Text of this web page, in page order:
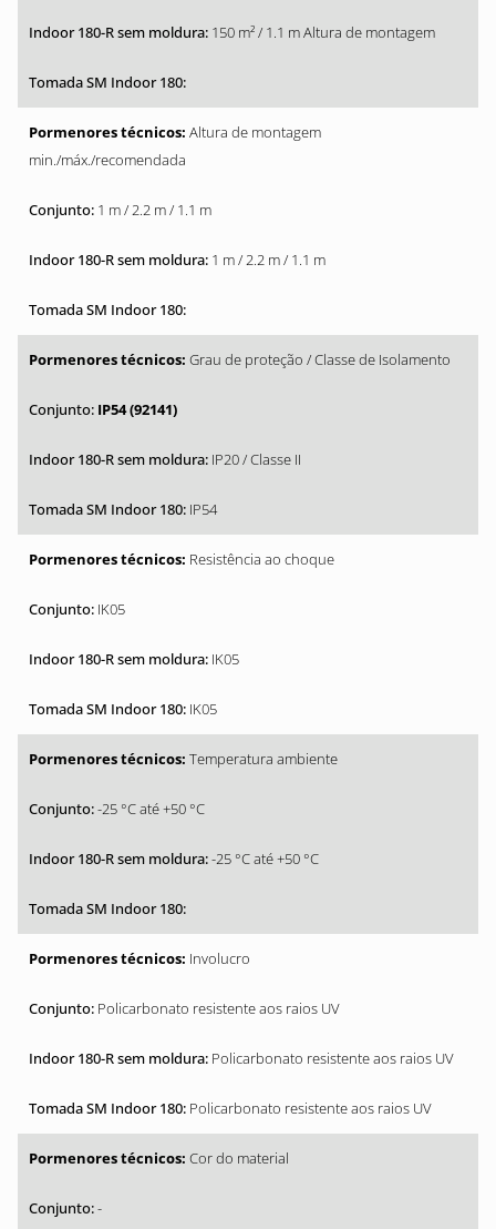
150 m² / 1.1 m Altura de montagem
Altura de montagem
min./máx./recomendada
1 m / 2.2 m / 1.1 m
1 m / 2.2 m / 1.1 m
Grau de proteção / Classe de Isolamento
IP54 (92141)
IP20 / Classe II
IP54
Resistência ao choque
IK05
IK05
IK05
Temperatura ambiente
-25 °C até +50 °C
-25 °C até +50 °C
Involucro
Policarbonato resistente aos raios UV
Policarbonato resistente aos raios UV
Policarbonato resistente aos raios UV
Cor do material
-